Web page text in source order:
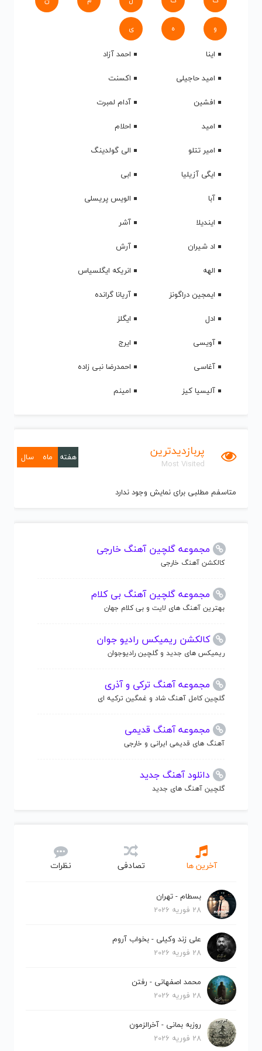
و ه ی
اینا
احمد آزاد
امید حاجیلی
اکسنت
افشین
آدام لمبرت
امید
احلام
امیر تتلو
الی گولدینگ
ایگی آزیلیا
ابی
آبا
الویس پریسلی
ایندیلا
آشر
اد شیران
آرش
الهه
انریکه ایگلسیاس
ایمجین دراگونز
آریانا گرانده
ادل
ایگلز
آویسی
ایرج
آغاسی
احمدرضا نبی زاده
آلیسیا کیز
امینم
پربازدیدترین
Most Visited
هفته ماه سال
متاسفم مطلبی برای نمایش وجود ندارد
مجموعه گلچین آهنگ خارجی
کالکشن آهنگ خارجی
مجموعه گلچین آهنگ بی کلام
بهترین آهنگ های لایت و بی کلام جهان
کالکشن ریمیکس رادیو جوان
ریمیکس های جدید و گلچین رادیوجوان
مجموعه آهنگ ترکی و آذری
گلچین کامل آهنگ شاد و غمگین ترکیه ای
مجموعه آهنگ قدیمی
آهنگ های قدیمی ایرانی و خارجی
دانلود آهنگ جدید
گلچین آهنگ های جدید
آخرین ها تصادفی نظرات
بسطام - تهران
28 فوریه 2026
علی زند وکیلی - بخواب آروم
28 فوریه 2026
محمد اصفهانی - رفتن
28 فوریه 2026
روزبه بمانی - آخرالزمون
28 فوریه 2026